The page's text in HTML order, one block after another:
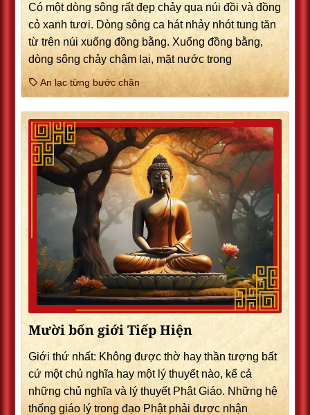
Có một dòng sông rất đẹp chảy qua núi đồi và đồng
cỏ xanh tươi. Dòng sông ca hát nhảy nhót tung tăn
từ trên núi xuống đồng bằng. Xuống đồng bằng,
dòng sông chảy chậm lại, mặt nước trong
An lạc từng bước chân
Mười bốn giới Tiếp Hiện
Giới thứ nhất: Không được thờ hay thần tượng bất
cứ một chủ nghĩa hay một lý thuyết nào, kể cả
những chủ nghĩa và lý thuyết Phật Giáo. Những hệ
thống giáo lý trong đạo Phật phải được nhận